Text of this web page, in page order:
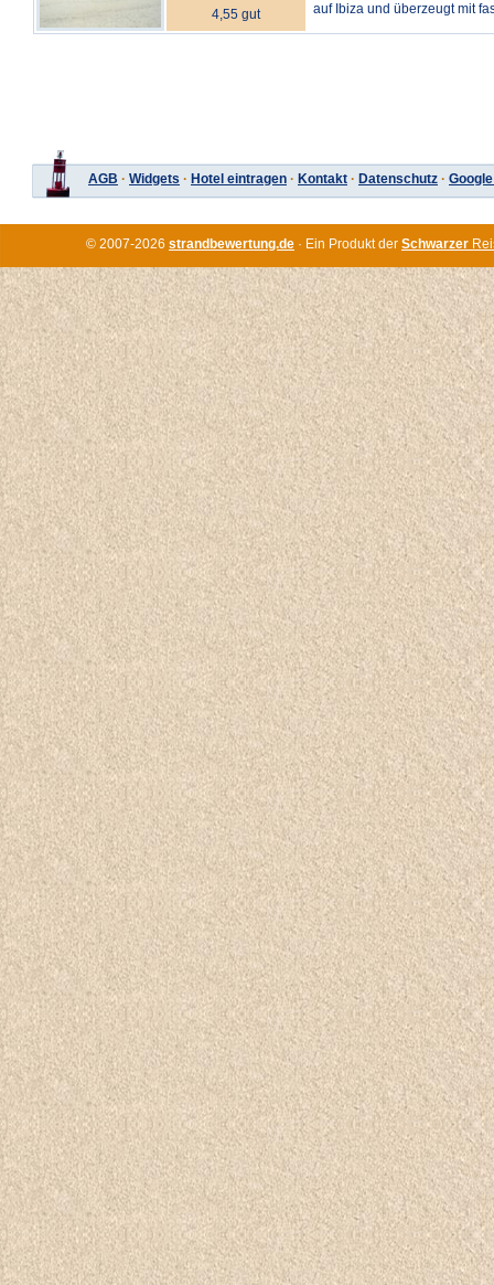
auf Ibiza und überzeugt mit
4,55 gut
AGB · Widgets · Hotel eintragen · Kontakt · Datenschutz ·
© 2007-2026 strandbewertung.de · Ein Produkt der Schwarzer